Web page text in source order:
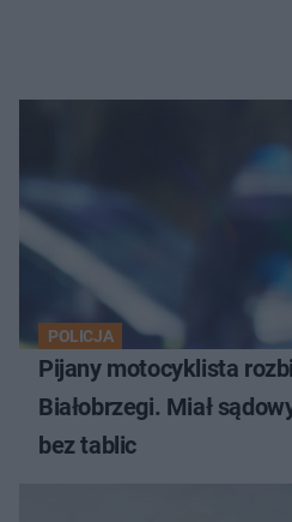
POLICJA
Pijany motocyklista
Białobrzegi. Miał
bez tablic